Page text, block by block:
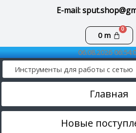
E-mail:
0m
06.08.2026
Инструменты для работы с сетью
Главная
Новые